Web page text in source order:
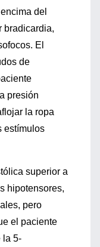
del
bradicardia,
El
de
presión
la ropa
estímulos
superior a
hipotensores,
pero
el paciente
la 5-